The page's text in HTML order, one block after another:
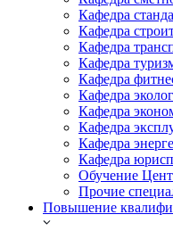
Кафедра
Кафедра
Кафедра
Кафедра
Кафедра
Кафедра
Кафедра
Кафедра
Кафедра
Кафедра
Обучение
Прочие
Повышение